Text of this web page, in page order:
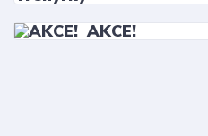
AKCE!